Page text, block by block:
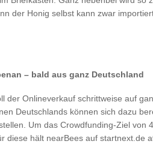
der Honig selbst kann zwar
– bald aus ganz Deutschland
der Onlineverkauf schrittweise auf
Deutschlands können sich dazu
Um das Crowdfunding-Ziel von
diese hält nearBees auf startnext.de